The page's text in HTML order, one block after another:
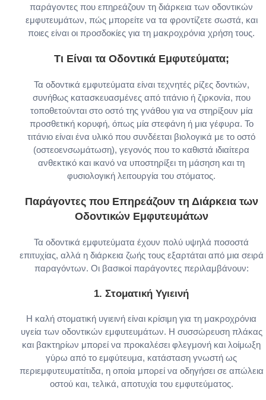
παράγοντες που επηρεάζουν τη διάρκεια των οδοντικών
εμφυτευμάτων, πώς μπορείτε να τα φροντίζετε σωστά, και
ποιες είναι οι προσδοκίες για τη μακροχρόνια χρήση τους.
Τι Είναι τα Οδοντικά Εμφυτεύματα;
Τα οδοντικά εμφυτεύματα είναι τεχνητές ρίζες δοντιών,
συνήθως κατασκευασμένες από τιτάνιο ή ζιρκονία, που
τοποθετούνται στο οστό της γνάθου για να στηρίξουν μία
προσθετική κορυφή, όπως μία στεφάνη ή μια γέφυρα. Το
τιτάνιο είναι ένα υλικό που συνδέεται βιολογικά με το οστό
(οστεοενσωμάτωση), γεγονός που το καθιστά ιδιαίτερα
ανθεκτικό και ικανό να υποστηρίξει τη μάσηση και τη
φυσιολογική λειτουργία του στόματος.
Παράγοντες που Επηρεάζουν τη Διάρκεια των
Οδοντικών Εμφυτευμάτων
Τα οδοντικά εμφυτεύματα έχουν πολύ υψηλά ποσοστά
επιτυχίας, αλλά η διάρκεια ζωής τους εξαρτάται από μια σειρά
παραγόντων. Οι βασικοί παράγοντες περιλαμβάνουν:
1. Στοματική Υγιεινή
Η καλή στοματική υγιεινή είναι κρίσιμη για τη μακροχρόνια
υγεία των οδοντικών εμφυτευμάτων. Η συσσώρευση πλάκας
και βακτηρίων μπορεί να προκαλέσει φλεγμονή και λοίμωξη
γύρω από το εμφύτευμα, κατάσταση γνωστή ως
περιεμφυτευματίτιδα, η οποία μπορεί να οδηγήσει σε απώλεια
οστού και, τελικά, αποτυχία του εμφυτεύματος.